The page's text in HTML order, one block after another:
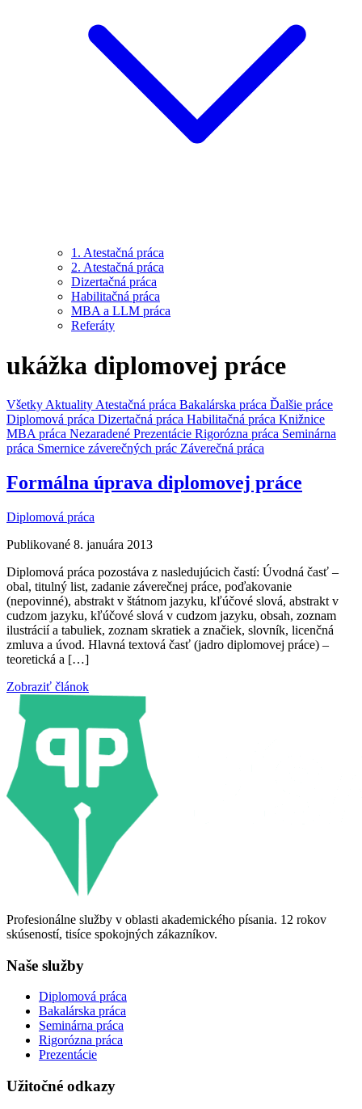
1. Atestačná práca
2. Atestačná práca
Dizertačná práca
Habilitačná práca
MBA a LLM práca
Referáty
ukážka diplomovej práce
Všetky Aktuality Atestačná práca Bakalárska práca Ďalšie práce
Diplomová práca Dizertačná práca Habilitačná práca Knižnice
MBA práca Nezaradené Prezentácie Rigorózna práca Seminárna
práca Smernice záverečných prác Záverečná práca
Formálna úprava diplomovej práce
Diplomová práca
Publikované 8. januára 2013
Diplomová práca pozostáva z nasledujúcich častí: Úvodná časť –
obal, titulný list, zadanie záverečnej práce, poďakovanie
(nepovinné), abstrakt v štátnom jazyku, kľúčové slová, abstrakt v
cudzom jazyku, kľúčové slová v cudzom jazyku, obsah, zoznam
ilustrácií a tabuliek, zoznam skratiek a značiek, slovník, licenčná
zmluva a úvod. Hlavná textová časť (jadro diplomovej práce) –
teoretická a […]
Zobraziť článok
Profesionálne služby v oblasti akademického písania. 12 rokov
skúseností, tisíce spokojných zákazníkov.
Naše služby
Diplomová práca
Bakalárska práca
Seminárna práca
Rigorózna práca
Prezentácie
Užitočné odkazy